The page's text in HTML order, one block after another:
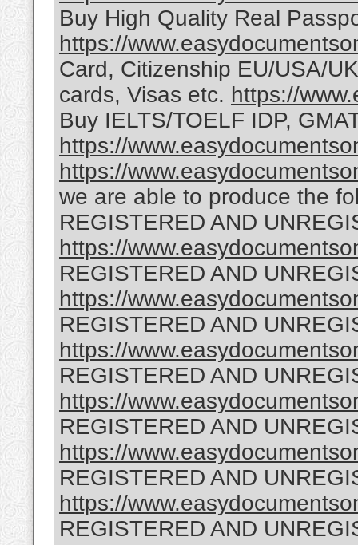
Buy High Quality Real
https://
Card, Citizenship EU/USA/
cards, Visas etc. https://
Buy IELTS/TOELF IDP,
https://
https://
we are able to produce the
REGISTERED AND
https://
REGISTERED AND
https://
REGISTERED AND
https://
REGISTERED AND
https://
REGISTERED AND
https://
REGISTERED AND
https://
REGISTERED AND